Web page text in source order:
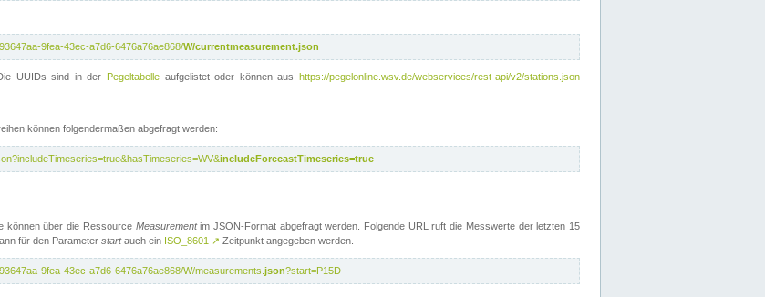
9fea-43ec-a7d6-6476a76ae868/W/currentmeasurement.json
UUIDs sind in der Pegeltabelleaufgelistet oder können aushttps://pegelonline.wsv.de/webservices/rest-api/v2/stations.json
können folgendermaßen abgefragt werden:
includeForecastTimeseries=true
können über die Ressource Measurementim JSON-Format abgefragt werden. Folgende URL ruft die Messwerte der letzten 15
für den Parameter startauch ein ISO_8601 ↗ Zeitpunkt angegeben werden.
9fea-43ec-a7d6-6476a76ae868/W/measurements. json?start=P15D